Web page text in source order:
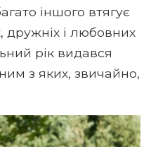
іншого втягує
дружніх і любовних
рік видався
з яких, звичайно,